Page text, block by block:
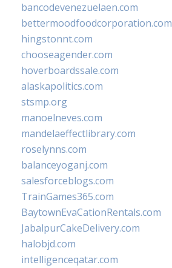
bancodevenezuelaen.com
bettermoodfoodcorporation.com
hingstonnt.com
chooseagender.com
hoverboardssale.com
alaskapolitics.com
stsmp.org
manoelneves.com
mandelaeffectlibrary.com
roselynns.com
balanceyoganj.com
salesforceblogs.com
TrainGames365.com
BaytownEvaCationRentals.com
JabalpurCakeDelivery.com
halobjd.com
intelligenceqatar.com